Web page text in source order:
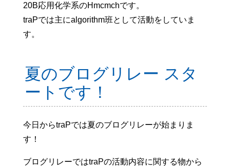
20B応用化学系のHmcmchです。
traPでは主にalgorithm班として活動をしていま
す。
夏のブログリレー スタ
ートです！
今日からtraPでは夏のブログリレーが始まりま
す！
ブログリレーではtraPの活動内容に関する物から